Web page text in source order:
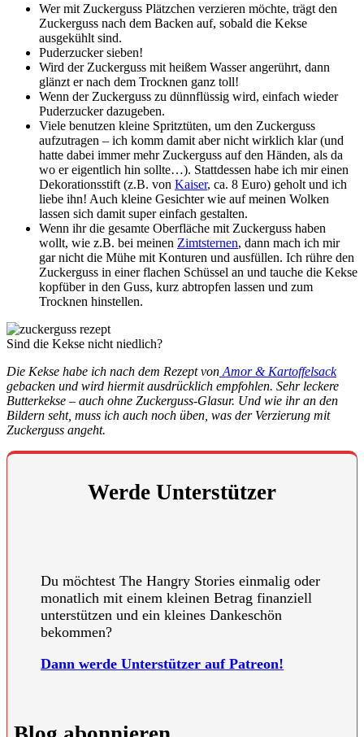
Wer mit Zuckerguss Plätzchen verzieren möchte, trägt den
Zuckerguss nach dem Backen auf, sobald die Kekse
ausgekühlt sind.
Puderzucker sieben!
Wird der Zuckerguss mit heißem Wasser angerührt, dann
glänzt er nach dem Trocknen ganz toll!
Wenn der Zuckerguss zu dünnflüssig wird, einfach wieder
Puderzucker dazugeben.
Viele benutzen kleine Spritztüten, um den Zuckerguss
aufzutragen – ich komm damit aber nicht wirklich klar (und
hatte dabei immer mehr Zuckerguss auf den Händen, als da
wo er eigentlich hin sollte…). Stattdessen habe ich mir einen
Dekorationsstift (z.B. von Kaiser, ca. 8 Euro) geholt und ich
liebe ihn! Auch kleine Gesichter wie auf meinen Wolken
lassen sich damit super einfach gestalten.
Wenn ihr die gesamte Oberfläche mit Zuckerguss haben
wollt, wie z.B. bei meinen Zimtsternen, dann mach ich mir
gar nicht die Mühe mit Konturen und ausfüllen. Ich rühre den
Zuckerguss in einer flachen Schüssel an und tauche die Kekse
kopfüber in den Guss, kurz abtropfen lassen und zum
Trocknen hinstellen.
Sind die Kekse nicht niedlich?
Die Kekse habe ich nach dem Rezept von Amor & Kartoffelsack
gebacken und wird hiermit ausdrücklich empfohlen. Sehr leckere
Butterkekse – auch ohne Zuckerguss-Glasur. Und wie ihr an den
Bildern seht, muss ich auch noch üben, was der Verzierung mit
Zuckerguss angeht.
Werde Unterstützer
Du möchtest The Hangry Stories einmalig oder
monatlich mit einem kleinen Betrag finanziell
unterstützen und ein kleines Dankeschön
bekommen?
Dann werde Unterstützer auf Patreon!